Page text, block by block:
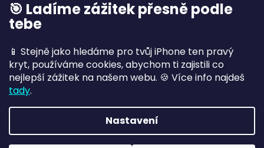
🎯 Ladíme zážitek přesně podle
tebe
📱 Stejně jako hledáme pro tvůj iPhone ten pravý
kryt, používáme cookies, abychom ti zajistili co
nejlepší zážitek na našem webu. 🍪 Více info najdeš
tady.
Nastavení
Vytvořil Shoptet